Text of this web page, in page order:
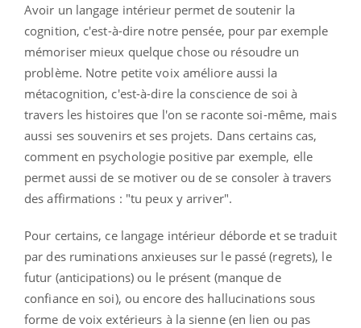
Avoir un langage intérieur permet de soutenir la
cognition, c'est-à-dire notre pensée, pour par exemple
mémoriser mieux quelque chose ou résoudre un
problème. Notre petite voix améliore aussi la
métacognition, c'est-à-dire la conscience de soi à
travers les histoires que l'on se raconte soi-même, mais
aussi ses souvenirs et ses projets. Dans certains cas,
comment en psychologie positive par exemple, elle
permet aussi de se motiver ou de se consoler à travers
des affirmations : "tu peux y arriver".
Pour certains, ce langage intérieur déborde et se traduit
par des ruminations anxieuses sur le passé (regrets), le
futur (anticipations) ou le présent (manque de
confiance en soi), ou encore des hallucinations sous
forme de voix extérieurs à la sienne (en lien ou pas